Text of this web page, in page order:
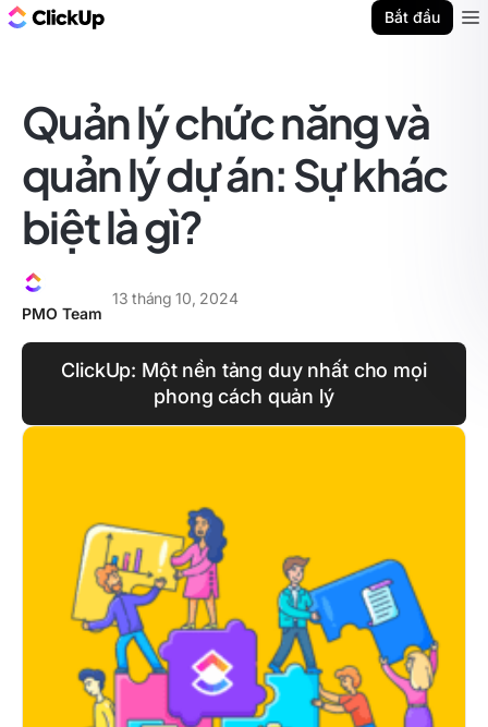
Bắt đầu
Quản lý chức năng và
quản lý dự án: Sự khác
biệt là gì?
PMO Team
13 tháng 10, 2024
ClickUp: Một nền tảng duy nhất cho mọi
phong cách quản lý